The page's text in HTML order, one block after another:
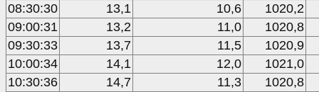
08:30:30
13,1 10,6
1020,2
09:00:31
13,2 11,0
1020,8
09:30:33
13,7 11,5
1020,9
10:00:34
14,1 12,0
1021,0
10:30:36
14,7 11,3
1020,8